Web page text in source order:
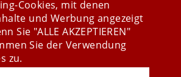
Cookies, mit denen
und Werbung angezeigt
Sie "ALLE AKZEPTIEREN"
Sie der Verwendung
zu.